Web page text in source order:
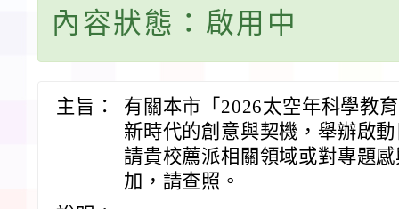
內容狀態：啟用中
主旨：
有關本市「2026太空年科學教
新時代的創意與契機，舉辦啟
請貴校薦派相關領域或對專題
加，請查照。